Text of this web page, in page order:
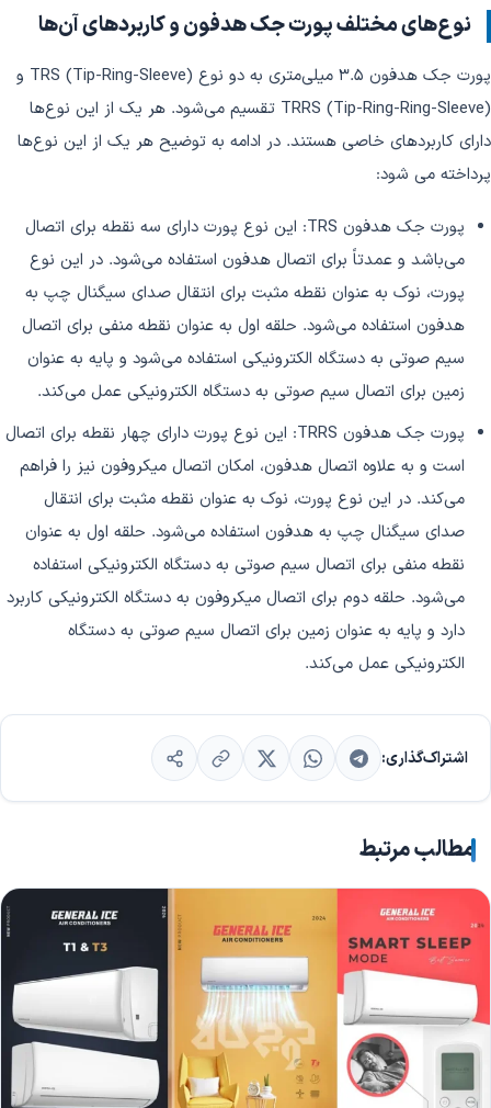
نوع‌های مختلف پورت جک هدفون و کاربردهای آن‌ها
پورت جک هدفون ۳.۵ میلی‌متری به دو نوع TRS (Tip-Ring-Sleeve) و
TRRS (Tip-Ring-Ring-Sleeve) تقسیم می‌شود. هر یک از این نوع‌ها
دارای کاربردهای خاصی هستند. در ادامه به توضیح هر یک از این نوع‌ها
پرداخته می‌ شود:
پورت جک هدفون TRS: این نوع پورت دارای سه نقطه برای اتصال
می‌باشد و عمدتاً برای اتصال هدفون استفاده می‌شود. در این نوع
پورت، نوک به عنوان نقطه مثبت برای انتقال صدای سیگنال چپ به
هدفون استفاده می‌شود. حلقه اول به عنوان نقطه منفی برای اتصال
سیم صوتی به دستگاه الکترونیکی استفاده می‌شود و پایه به عنوان
زمین برای اتصال سیم صوتی به دستگاه الکترونیکی عمل می‌کند.
پورت جک هدفون TRRS: این نوع پورت دارای چهار نقطه برای اتصال
است و به علاوه اتصال هدفون، امکان اتصال میکروفون نیز را فراهم
می‌کند. در این نوع پورت، نوک به عنوان نقطه مثبت برای انتقال
صدای سیگنال چپ به هدفون استفاده می‌شود. حلقه اول به عنوان
نقطه منفی برای اتصال سیم صوتی به دستگاه الکترونیکی استفاده
می‌شود. حلقه دوم برای اتصال میکروفون به دستگاه الکترونیکی کاربرد
دارد و پایه به عنوان زمین برای اتصال سیم صوتی به دستگاه
الکترونیکی عمل می‌کند.
اشتراک‌گذاری:
مطالب مرتبط